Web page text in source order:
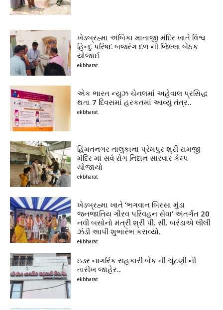
ખેડબ્રહ્મા અંબિકા માતાજી મંદિર ખાતે વિશ્વ
હિન્દુ પરિષદ બજરંગ દળ ની જિલ્લા બેઠક
યોજાઈ
ekbharat
એક ભારત ન્યુઝ ચેનલમાં અહેવાલ પ્રસિદ્ધ
થતા 7 દિવસમાં હરકતમાં આવ્યું તંત્ર..
ekbharat
હિંમતનગર તાલુકાના પ્રેમપુર શ્રી રામજી
મંદિર માં સર્વ રોગ નિદાન સારવાર કેમ્પ
યોજાયો
ekbharat
ખેડબ્રહ્મા ખાતે ‘ભગવાન બિરસા મુંડા
જનજાતિય ગૌરવ પરિવહન સેવા’ અંતર્ગત 20
નવી બસોનો મંત્રી શ્રી પી. સી. બરંડાએ લીલી
ઝંડી આપી શુભારંભ કરાવ્યો.
ekbharat
ઇડર નાગરિક સહકારી બેંક ની ચૂંટણી ની
તારીખ જાહેર..
ekbharat